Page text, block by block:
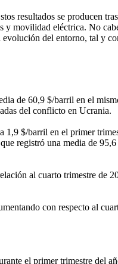
resultados se producen
y movilidad eléctrica. No
del entorno, tal y
de 60,9 $/barril en el
del conflicto en Ucrania.
1,9 $/barril en el primer
registró una media de
al cuarto trimestre de
con respecto al
el primer trimestre del